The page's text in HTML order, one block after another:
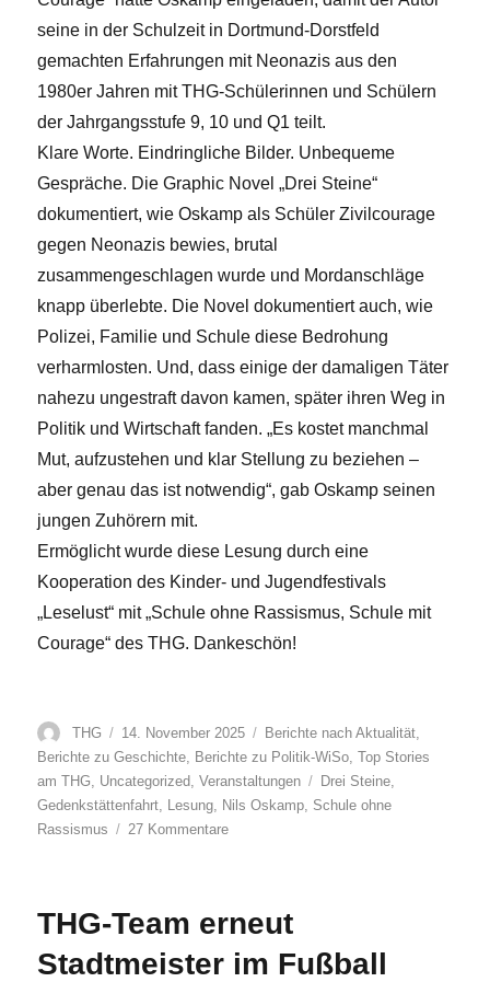
seine in der Schulzeit in Dortmund-Dorstfeld
gemachten Erfahrungen mit Neonazis aus den
1980er Jahren mit THG-Schülerinnen und Schülern
der Jahrgangsstufe 9, 10 und Q1 teilt.
Klare Worte. Eindringliche Bilder. Unbequeme
Gespräche. Die Graphic Novel „Drei Steine“
dokumentiert, wie Oskamp als Schüler Zivilcourage
gegen Neonazis bewies, brutal
zusammengeschlagen wurde und Mordanschläge
knapp überlebte. Die Novel dokumentiert auch, wie
Polizei, Familie und Schule diese Bedrohung
verharmlosten. Und, dass einige der damaligen Täter
nahezu ungestraft davon kamen, später ihren Weg in
Politik und Wirtschaft fanden. „Es kostet manchmal
Mut, aufzustehen und klar Stellung zu beziehen –
aber genau das ist notwendig“, gab Oskamp seinen
jungen Zuhörern mit.
Ermöglicht wurde diese Lesung durch eine
Kooperation des Kinder- und Jugendfestivals
„Leselust“ mit „Schule ohne Rassismus, Schule mit
Courage“ des THG. Dankeschön!
Autor
THG
Veröffentlicht
am
14. November 2025 Kategorien
Berichte nach Aktualität
Berichte zu Geschichte
Berichte zu Politik-WiSo ,Top Stories
am THG
Uncategorized ,Veranstaltungen Schlagwörter
Drei Steine
Gedenkstättenfahrt
Lesung Nils Oskamp Schule ohne
Rassismus
27 Kommentarezu
am
THG-Team erneut
Stadtmeister im Fußball